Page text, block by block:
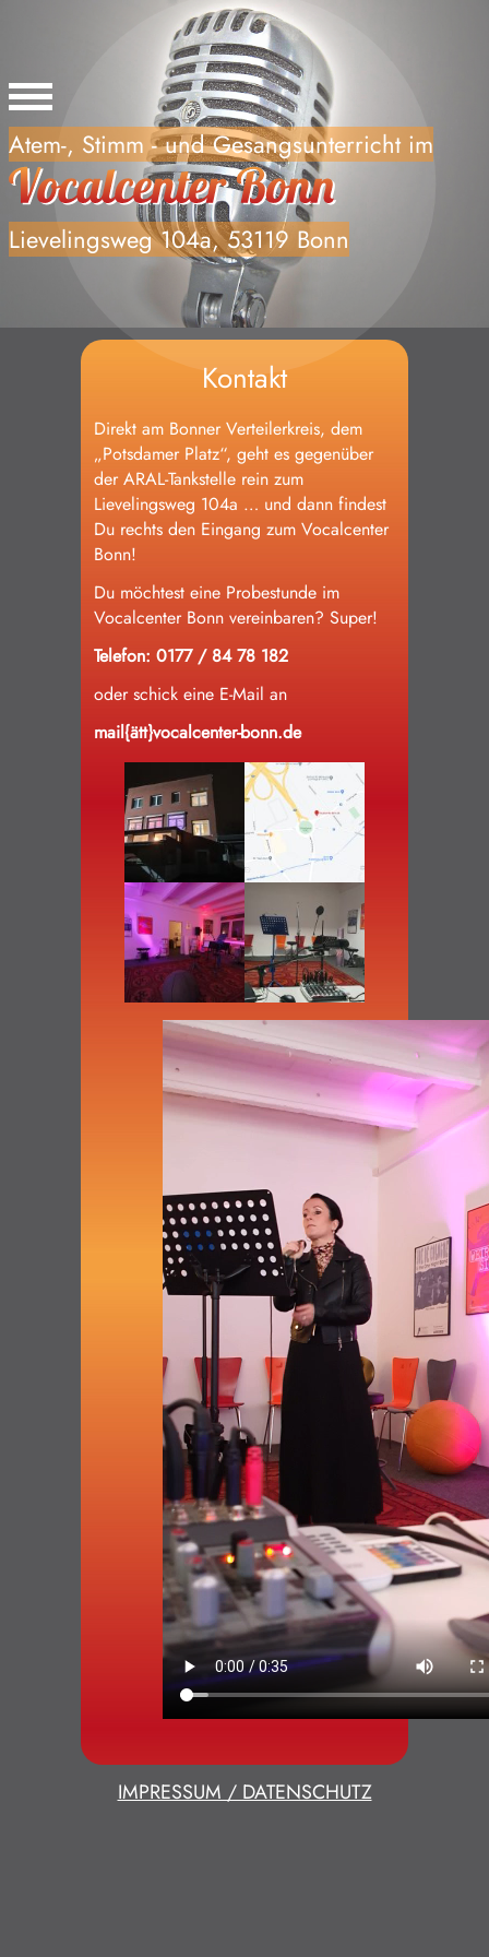
Home
Willkommen, Anfänger,
professionell Ambitionierte!
Deine Coaches
Vocal Painting
Vocalcenter live
Kontakt
Schülerinnen und Schüler
Atem-, Stimm - und Gesangsunterricht im
Lievelingsweg 104a, 53119 Bonn
Kontakt
Direkt am Bonner Verteilerkreis, dem
„Potsdamer Platz“, geht es gegenüber
der ARAL-Tankstelle rein zum
Lievelingsweg 104a … und dann findest
Du rechts den Eingang zum Vocalcenter
Bonn!
Du möchtest eine Probestunde im
Vocalcenter Bonn vereinbaren? Super!
Telefon: 0177 / 84 78 182
oder schick eine E-Mail an
mail{ätt}vocalcenter-bonn.de
IMPRESSUM / DATENSCHUTZ